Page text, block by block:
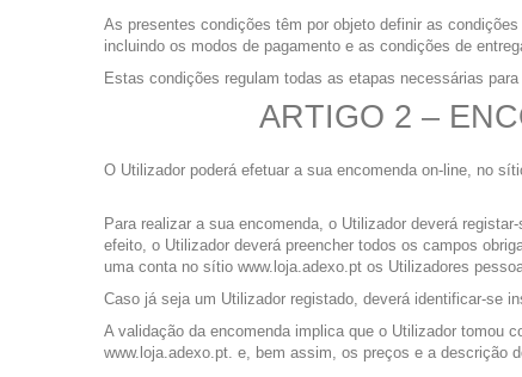
As presentes condições têm por objeto definir as
incluindo os modos de pagamento e as condições de
Estas condições regulam todas as etapas necessárias
ARTIGO 2 –
O Utilizador poderá efetuar a sua encomenda on-line, no
Para realizar a sua encomenda, o Utilizador deverá
efeito, o Utilizador deverá preencher todos os campos
uma conta no sítio www.loja.adexo.pt os Utilizadores
Caso já seja um Utilizador registado, deverá identificar-se
A validação da encomenda implica que o Utilizador tomou
www.loja.adexo.pt. e, bem assim, os preços e a descrição